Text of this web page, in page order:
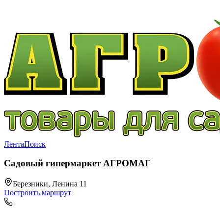
ЛентаПоиск
Садовый гипермаркет АГРОМАГ
Березники, Ленина 11
Построить маршрут